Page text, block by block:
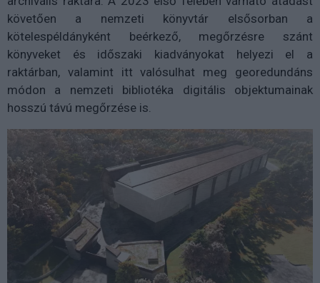
követően a nemzeti könyvtár elsősorban a
kötelespéldányként beérkező, megőrzésre szánt
könyveket és időszaki kiadványokat helyezi el a
raktárban, valamint itt valósulhat meg georedundáns
módon a nemzeti bibliotéka digitális objektumainak
hosszú távú megőrzése is.